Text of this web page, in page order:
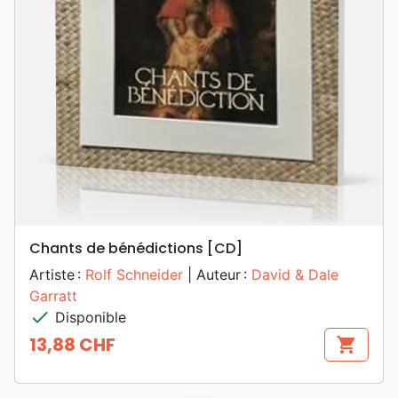
Chants de bénédictions [CD]
Artiste : Rolf Schneider | Auteur : David & Dale
Garratt
check Disponible
Prix
13,88 CHF shopping_cart